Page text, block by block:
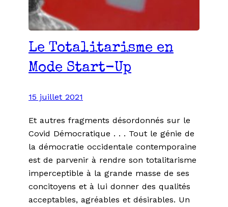
Le Totalitarisme en
Mode Start-Up
15 juillet 2021
Et autres fragments désordonnés sur le
Covid Démocratique . . . Tout le génie de
la démocratie occidentale contemporaine
est de parvenir à rendre son totalitarisme
imperceptible à la grande masse de ses
concitoyens et à lui donner des qualités
acceptables, agréables et désirables. Un